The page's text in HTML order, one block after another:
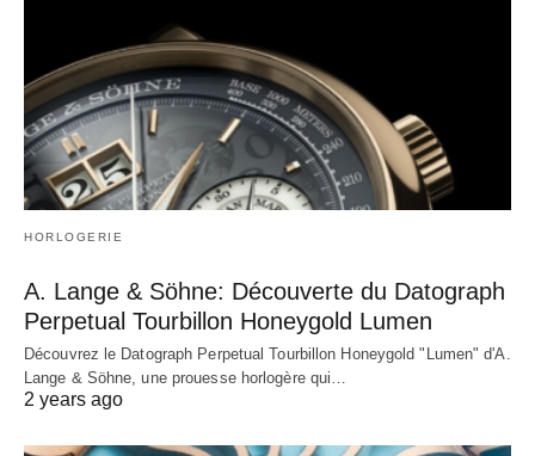
HORLOGERIE
A. Lange & Söhne: Découverte du Datograph
Perpetual Tourbillon Honeygold Lumen
Découvrez le Datograph Perpetual Tourbillon Honeygold "Lumen" d'A.
Lange & Söhne, une prouesse horlogère qui…
2 years ago